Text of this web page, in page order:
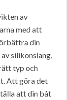
av
med att
din
silikonslang,
typ och
Att göra det
att din båt